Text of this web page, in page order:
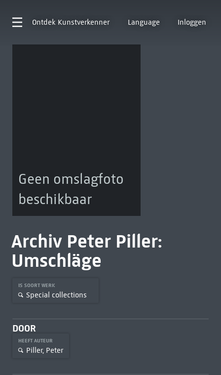
Ontdek Kunstverkenner Language Inloggen
Geen omslagfoto
beschikbaar
Archiv Peter Piller:
Umschläge
IS SOORT WERK
Special collections
DOOR
HEEFT AUTEUR
Piller, Peter